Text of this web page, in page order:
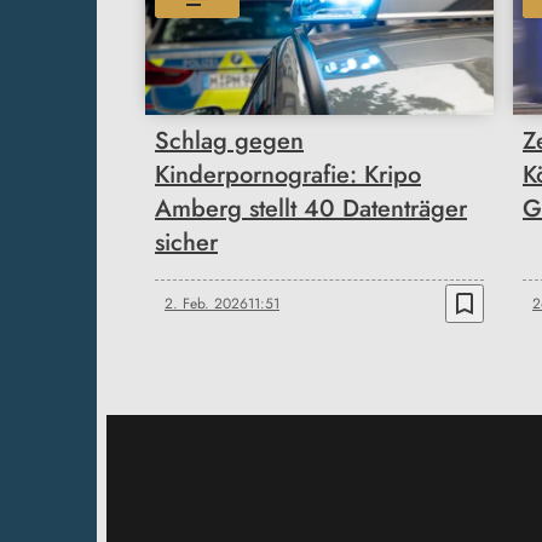
Schlag gegen
Kinderpornografie: Kripo
Amberg stellt 40 Datenträger
sicher
2. Feb. 202611:51 bookmark_border